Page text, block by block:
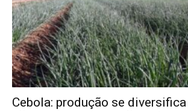
Cebola: produção se